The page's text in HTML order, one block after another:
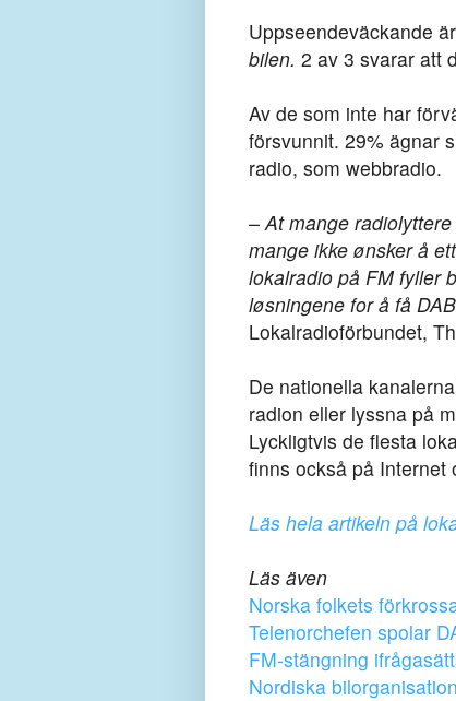
Uppseendeväckande
bilen. 2 av 3 svarar att
Av de som inte har
försvunnit. 29% ägnar
radio, som webbradio.
– At mange
mange ikke ønsker å
lokalradio på FM fyller
løsningene for å få
Lokalradioförbundet,
De nationella
radion eller lyssna på
Lyckligtvis de flesta
finns också på Internet
Läs hela artikeln på
Läs även
Norska folkets
Telenorchefen spolar
FM-stängning
Nordiska